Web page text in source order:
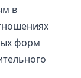
в
форм